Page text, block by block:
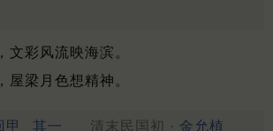
文彩风流映海滨。
屋梁月色想精神。
甲 其一 清末民国初 · 金允植